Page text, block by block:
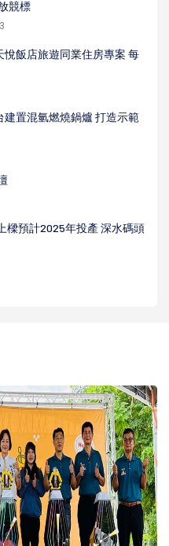
競標
飯店旅遊同業住房專案 每
置混氫燃燒鍋爐 打造示範
樑預計2025年投產 深水碼頭